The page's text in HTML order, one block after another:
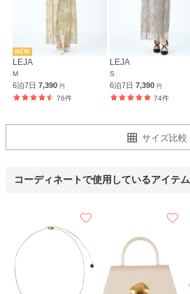
metoi
LEJA
M
6泊7日 7,390 円
76件
LEJA
S
6泊7日 7,390 円
74件
サイズ比較
コーディネートで使用しているアイテム